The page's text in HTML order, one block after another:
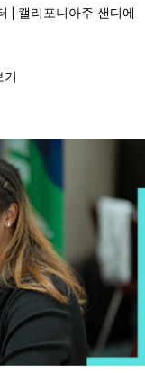
| 캘리포니아주 샌디에